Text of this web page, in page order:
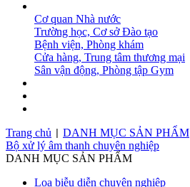
Cơ quan Nhà nước
Trường học, Cơ sở Đào tạo
Bệnh viện, Phòng khám
Cửa hàng, Trung tâm thương mại
Sân vận động, Phòng tập Gym
Trang chủ
DANH MỤC SẢN PHẨM
Bộ xử lý âm thanh chuyên nghiệp
DANH MỤC SẢN PHẨM
Loa biễu diễn chuyên nghiệp